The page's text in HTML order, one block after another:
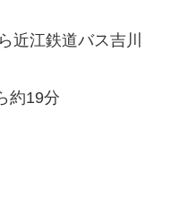
近江鉄道バス吉川
約19分